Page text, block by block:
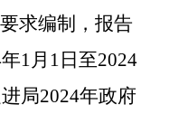
求编制，报告
年1月 1 日至2024
局2024年政府